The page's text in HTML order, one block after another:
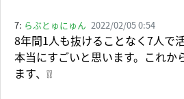
7: らぶとゅにゅん 2022/02/05 0:54
8年間1人も抜けることなく7人で
本当にすごいと思います。これか
ます、❕❕